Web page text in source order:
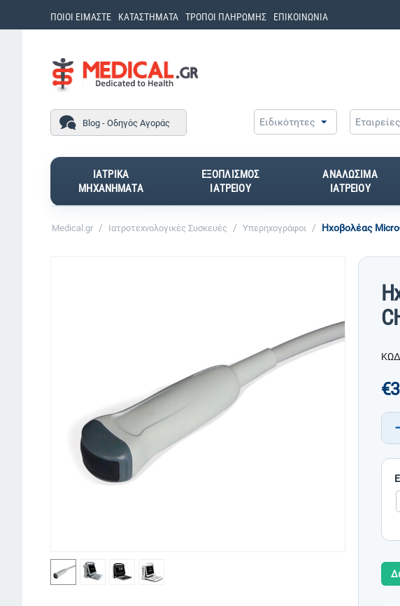
ΠΟΙΟΙ ΕΙΜΑΣΤΕ ΚΑΤΑΣΤΗΜΑΤΑ ΤΡΟΠΟΙ ΠΛΗΡΩΜΗΣ ΕΠΙΚΟΙΝΩΝΙΑ
Blog - Οδηγός Αγοράς Ειδικότητες Εταιρείες
ΙΑΤΡΙΚΑ
ΜΗΧΑΝΗΜΑΤΑ
ΕΞΟΠΛΙΣΜΟΣ
ΙΑΤΡΕΙΟΥ
ΑΝΑΛΩΣΙΜΑ
ΙΑΤΡΕΙΟΥ
Medical.gr / Ιατροτεχνολογικές Συσκευές / Υπερηχογράφοι / Ηχοβολέας
€